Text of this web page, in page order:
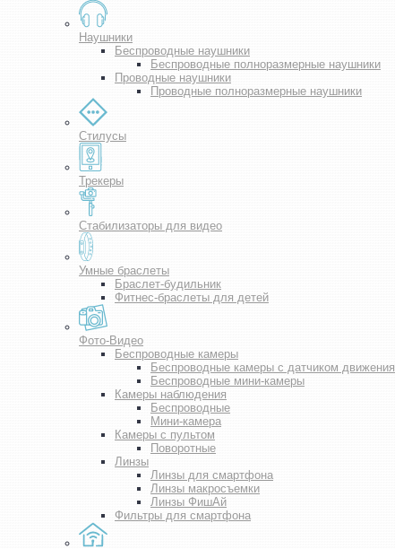
Наушники
Беспроводные наушники
Беспроводные полноразмерные наушники
Проводные наушники
Проводные полноразмерные наушники
Стилусы
Трекеры
Стабилизаторы для видео
Умные браслеты
Браслет-будильник
Фитнес-браслеты для детей
Фото-Видео
Беспроводные камеры
Беспроводные камеры с датчиком движения
Беспроводные мини-камеры
Камеры наблюдения
Беспроводные
Мини-камера
Камеры с пультом
Поворотные
Линзы
Линзы для смартфона
Линзы макросъемки
Линзы ФишАй
Фильтры для смартфона